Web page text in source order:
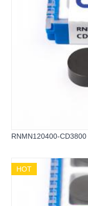
RNMN120400-CD3800
HOT